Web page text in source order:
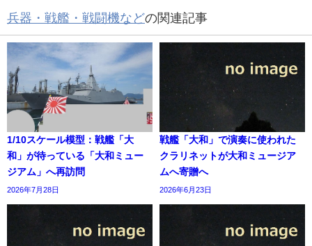
兵器・戦艦・戦闘機などの関連記事
1/10スケール模型：戦艦「大
和」が待っている「大和ミュー
ジアム」へ再訪問
2026年7月28日
戦艦「大和」で演奏に使われた
クラリネットが大和ミュージア
ムへ寄贈へ
2026年6月23日